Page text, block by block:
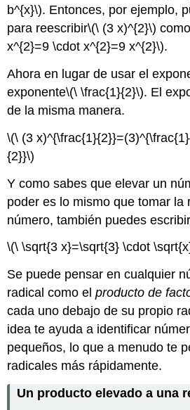
b^{x}\). Entonces, por ejemplo,
para reescribir\(\ (3 x)^{2}\)
x^{2}=9 \cdot x^{2}=9 x^{2}\).
Ahora en lugar de usar el
exponente\(\ \frac{1}{2}\). El
de la misma manera.
\(\ (3
{2}}\)
Y como sabes que elevar un
poder es lo mismo que tomar la
número, también puedes
\(\ \sqrt{3 x}=\sqrt{3} \cdot
Se puede pensar en cualquier
radical como elproducto de
cada uno debajo de su propio
idea te ayuda a identificar
pequeños, lo que a menudo te
radicales más rápidamente.
Un producto elevado a una